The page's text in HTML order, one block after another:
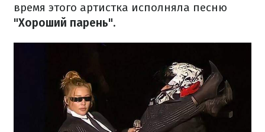
время этого артистка исполняла песню
"Хороший парень".